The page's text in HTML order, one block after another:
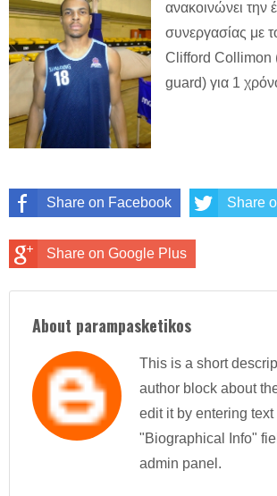
ανακοινώνει την
συνεργασίας με
Clifford Collimon
guard) για 1
Share on Facebook Share
Share on Google Plus
About parampasketikos
This is a short
author block about
edit it by entering text
"Biographical Info"
admin panel.